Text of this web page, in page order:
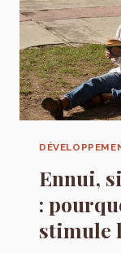
Ennui,
:
stimule